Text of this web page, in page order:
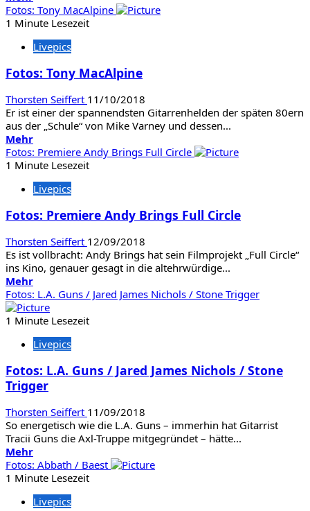
Informationen
über
Primal
/
V
/
Existance
Fotos: Tony MacAlpine
1 Minute Lesezeit
Livepics
Fotos: Tony MacAlpine
Thorsten Seiffert 11/10/2018
Er ist einer der spannendsten Gitarrenhelden der späten 80ern
aus der „Schule“ von Mike Varney und dessen...
MehrMehr
Informationen
über
Tony
Fotos: Premiere Andy Brings Full Circle
1 Minute Lesezeit
Livepics
Fotos: Premiere Andy Brings Full Circle
Thorsten Seiffert 12/09/2018
Es ist vollbracht: Andy Brings hat sein Filmprojekt „Full Circle“
ins Kino, genauer gesagt in die altehrwürdige...
MehrMehr
Informationen
über
Fotos:
Andy
Full
Circle
Fotos: L.A. Guns / Jared James Nichols / Stone Trigger
1 Minute Lesezeit
Livepics
Fotos: L.A. Guns / Jared James Nichols / Stone
Trigger
Thorsten Seiffert 11/09/2018
So energetisch wie die L.A. Guns – immerhin hat Gitarrist
Tracii Guns die Axl-Truppe mitgegründet – hätte...
MehrMehr
Informationen
über
L.A.
Fotos: Abbath / Baest
1 Minute Lesezeit
Livepics